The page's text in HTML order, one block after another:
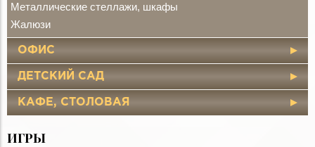
Металлические стеллажи, шкафы
Жалюзи
ОФИС
ДЕТСКИЙ САД
КАФЕ, СТОЛОВАЯ
ИГРЫ